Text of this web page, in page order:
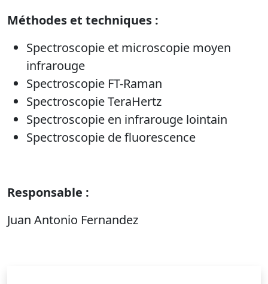
Méthodes et techniques :
Spectroscopie et microscopie moyen
infrarouge
Spectroscopie FT-Raman
Spectroscopie TeraHertz
Spectroscopie en infrarouge lointain
Spectroscopie de fluorescence
Responsable :
Juan Antonio Fernandez